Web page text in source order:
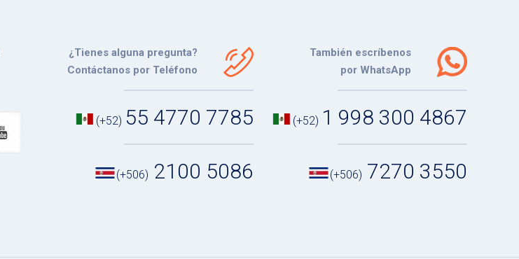
¿Tienes alguna pregunta?
Contáctanos por Teléfono
(+52) 55 4770 7785
(+506) 2100 5086
También escríbenos
por WhatsApp
(+52) 1 998 300 4867
(+506) 7270 3550